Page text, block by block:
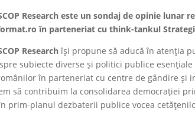
Research este un sondaj de opinie lunar
în parteneriat cu think-tankul
Researchîși propune să aducă în atenția
subiecte diverse și politici publice
în parteneriat cu centre de gândire și
să contribuim la consolidarea democrației
prim-planul dezbaterii publice vocea